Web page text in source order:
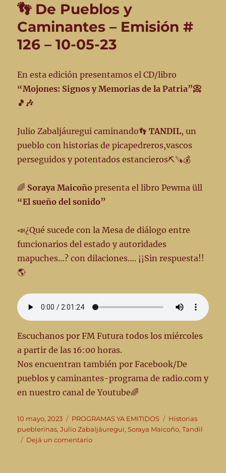
caminantes”
de
radio
🪂
17-
23
127
👣 De Pueblos y
Caminantes – Emisión #
126 – 10-05-23
En esta edición presentamos el CD/libro
“Mojones: Signos y Memorias de la Patria”📀
🎵🎶
Julio Zabaljáuregui caminando👣TANDIL, un
pueblo con historias de picapedreros,vascos
perseguidos y potentados estancieros⛏️🪚💰
🌈 Soraya Maicoño presenta el libro Pewma üll
“El sueño del sonido”
📣¿Qué sucede con la Mesa de diálogo entre
funcionarios del estado y autoridades
mapuches…? con dilaciones…. ¡¡Sin respuesta!!
🌎
Escuchanos por FM Futura todos los miércoles
a partir de las 16:00 horas.
Nos encuentran también por Facebook/De
pueblos y caminantes-programa de radio.com y
en nuestro canal de Youtube🌈
Publicado
el
10 mayo, 2023 Categorías
PROGRAMAS YA EMITIDOS Etiquetas
Historias
pueblerinas,Julio Zabaljáuregui,Soraya Maicoño,Tandil
Dejá un comentarioen